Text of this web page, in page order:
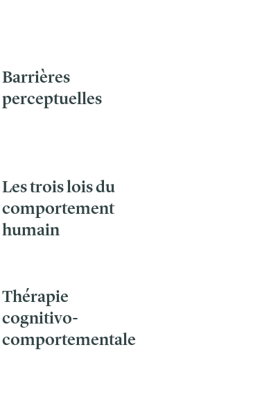
Barrières
perceptuelles
Les trois lois du
comportement
humain
Thérapie
cognitivo-
comportementale